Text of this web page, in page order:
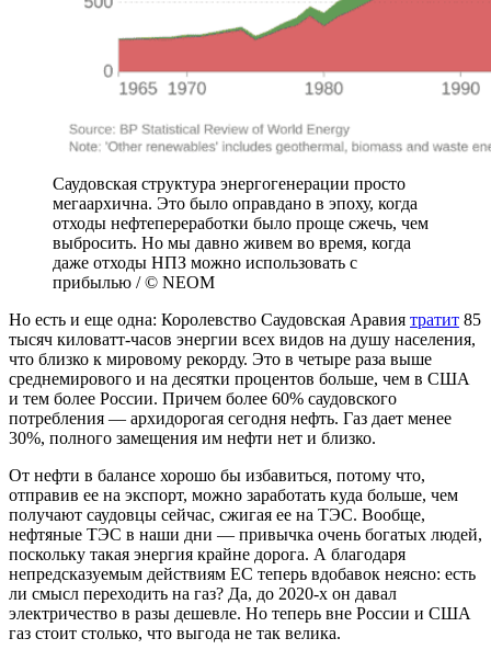
Саудовская структура энергогенерации просто
мегаархична. Это было оправдано в эпоху, когда
отходы нефтепереработки было проще сжечь, чем
выбросить. Но мы давно живем во время, когда
даже отходы НПЗ можно использовать с
прибылью / © NEOM
Но есть и еще одна: Королевство Саудовская Аравия тратит 85
тысяч киловатт-часов энергии всех видов на душу населения,
что близко к мировому рекорду. Это в четыре раза выше
среднемирового и на десятки процентов больше, чем в США
и тем более России. Причем более 60% саудовского
потребления — архидорогая сегодня нефть. Газ дает менее
30%, полного замещения им нефти нет и близко.
От нефти в балансе хорошо бы избавиться, потому что,
отправив ее на экспорт, можно заработать куда больше, чем
получают саудовцы сейчас, сжигая ее на ТЭС. Вообще,
нефтяные ТЭС в наши дни — привычка очень богатых людей,
поскольку такая энергия крайне дорога. А благодаря
непредсказуемым действиям ЕС теперь вдобавок неясно: есть
ли смысл переходить на газ? Да, до 2020-х он давал
электричество в разы дешевле. Но теперь вне России и США
газ стоит столько, что выгода не так велика.